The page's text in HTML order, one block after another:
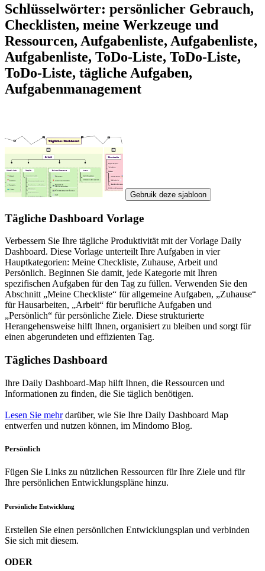
Schlüsselwörter: persönlicher Gebrauch,
Checklisten, meine Werkzeuge und
Ressourcen, Aufgabenliste, Aufgabenliste,
Aufgabenliste, ToDo-Liste, ToDo-Liste,
ToDo-Liste, tägliche Aufgaben,
Aufgabenmanagement
Gebruik deze sjabloon
Tägliche Dashboard Vorlage
Verbessern Sie Ihre tägliche Produktivität mit der Vorlage Daily
Dashboard. Diese Vorlage unterteilt Ihre Aufgaben in vier
Hauptkategorien: Meine Checkliste, Zuhause, Arbeit und
Persönlich. Beginnen Sie damit, jede Kategorie mit Ihren
spezifischen Aufgaben für den Tag zu füllen. Verwenden Sie den
Abschnitt „Meine Checkliste“ für allgemeine Aufgaben, „Zuhause“
für Hausarbeiten, „Arbeit“ für berufliche Aufgaben und
„Persönlich“ für persönliche Ziele. Diese strukturierte
Herangehensweise hilft Ihnen, organisiert zu bleiben und sorgt für
einen abgerundeten und effizienten Tag.
Tägliches Dashboard
Ihre Daily Dashboard-Map hilft Ihnen, die Ressourcen und
Informationen zu finden, die Sie täglich benötigen.
Lesen Sie mehrdarüber, wie Sie Ihre Daily Dashboard Map
entwerfen und nutzen können, im Mindomo Blog.
Persönlich
Fügen Sie Links zu nützlichen Ressourcen für Ihre Ziele und für
Ihre persönlichen Entwicklungspläne hinzu.
Persönliche Entwicklung
Erstellen Sie einen persönlichen Entwicklungsplan und verbinden
Sie sich mit diesem.
ODER